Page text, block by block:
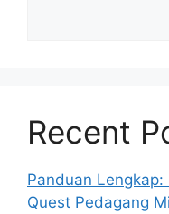
Recent
Panduan
Quest Pedagang